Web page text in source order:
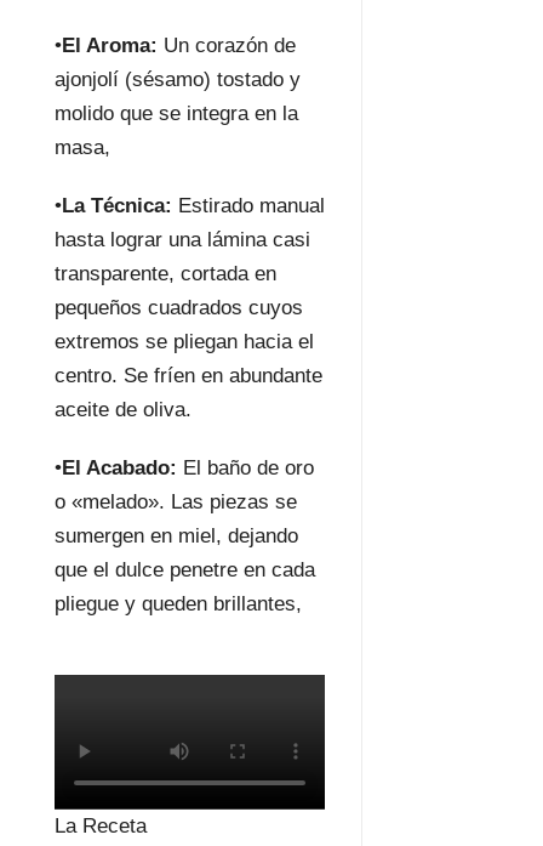
•El Aroma: Un corazón de
ajonjolí (sésamo) tostado y
molido que se integra en la
masa,
•La Técnica: Estirado manual
hasta lograr una lámina casi
transparente, cortada en
pequeños cuadrados cuyos
extremos se pliegan hacia el
centro. Se fríen en abundante
aceite de oliva.
•El Acabado: El baño de oro
o «melado». Las piezas se
sumergen en miel, dejando
que el dulce penetre en cada
pliegue y queden brillantes,
La Receta